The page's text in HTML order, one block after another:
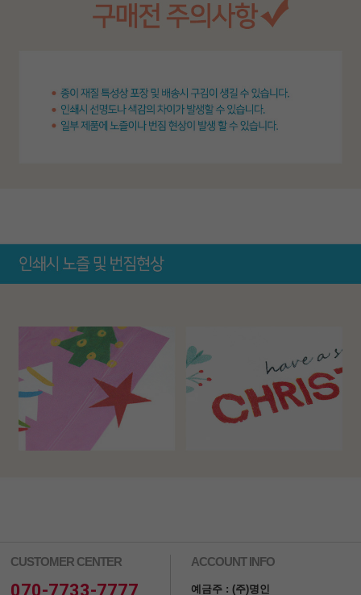
CUSTOMER CENTER
070-7733-7777
ACCOUNT INFO
예금주 : (주)명인